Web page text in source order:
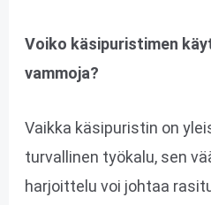
Voiko käsipuristimen
vammoja?
Vaikka käsipuristin on
turvallinen työkalu, sen
harjoittelu voi johtaa